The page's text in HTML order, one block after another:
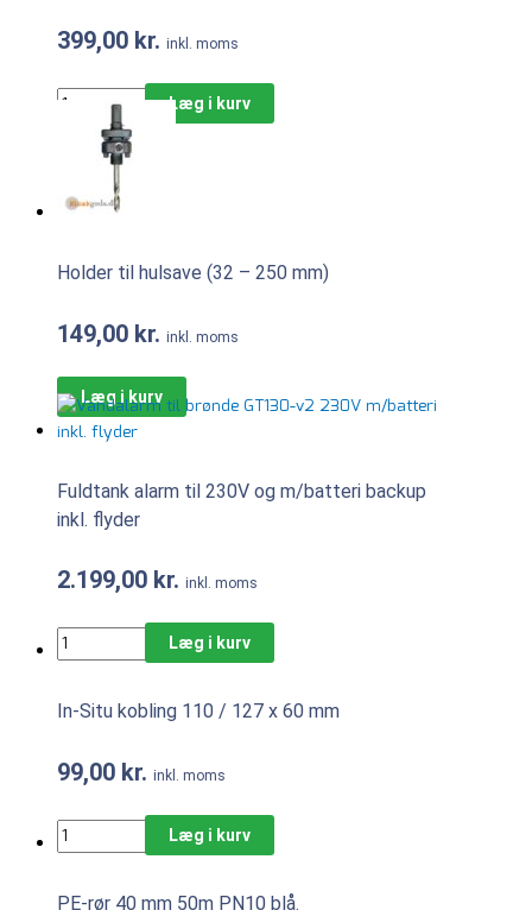
399,00 kr. inkl. moms
Læg i kurv
Holder til hulsave (32 – 250 mm)
149,00 kr. inkl. moms
Læg i kurv
Fuldtank alarm til 230V og m/batteri backup
inkl. flyder
2.199,00 kr. inkl. moms
Læg i kurv
In-Situ kobling 110 / 127 x 60 mm
99,00 kr. inkl. moms
Læg i kurv
PE-rør 40 mm 50m PN10 blå.